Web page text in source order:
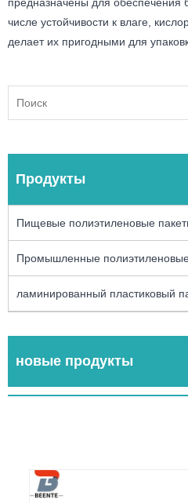
числе устойчивости к влаге,
делает их пригодными для
Продукты
Пищевые полиэтиленовые
Промышленные
ламинированный пластиковый
новые продукты